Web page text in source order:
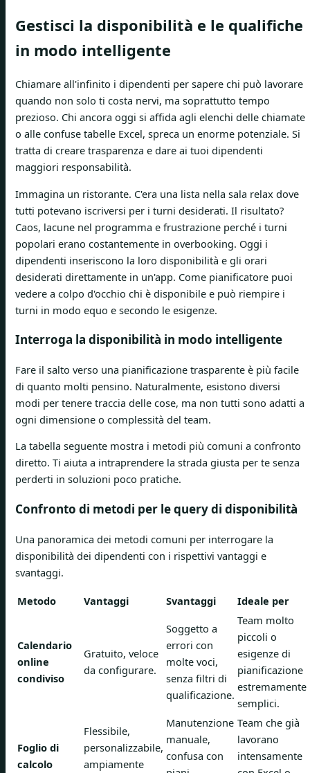
Gestisci la disponibilità e le qualifiche
in modo intelligente
Chiamare all'infinito i dipendenti per sapere chi può lavorare
quando non solo ti costa nervi, ma soprattutto tempo
prezioso. Chi ancora oggi si affida agli elenchi delle chiamate
o alle confuse tabelle Excel, spreca un enorme potenziale. Si
tratta di creare trasparenza e dare ai tuoi dipendenti
maggiori responsabilità.
Immagina un ristorante. C'era una lista nella sala relax dove
tutti potevano iscriversi per i turni desiderati. Il risultato?
Caos, lacune nel programma e frustrazione perché i turni
popolari erano costantemente in overbooking. Oggi i
dipendenti inseriscono la loro disponibilità e gli orari
desiderati direttamente in un'app. Come pianificatore puoi
vedere a colpo d'occhio chi è disponibile e può riempire i
turni in modo equo e secondo le esigenze.
Interroga la disponibilità in modo intelligente
Fare il salto verso una pianificazione trasparente è più facile
di quanto molti pensino. Naturalmente, esistono diversi
modi per tenere traccia delle cose, ma non tutti sono adatti a
ogni dimensione o complessità del team.
La tabella seguente mostra i metodi più comuni a confronto
diretto. Ti aiuta a intraprendere la strada giusta per te senza
perderti in soluzioni poco pratiche.
Confronto di metodi per le query di disponibilità
Una panoramica dei metodi comuni per interrogare la
disponibilità dei dipendenti con i rispettivi vantaggi e
svantaggi.
Metodo Vantaggi Svantaggi Ideale per
Calendario
online
condiviso
Gratuito, veloce
da configurare.
Soggetto a
errori con
molte voci,
senza filtri di
qualificazione.
Team molto
piccoli o
esigenze di
pianificazione
estremamente
semplici.
Foglio di
calcolo
Flessibile,
personalizzabile,
ampiamente
Manutenzione
manuale,
confusa con
Team che già
lavorano
intensamente